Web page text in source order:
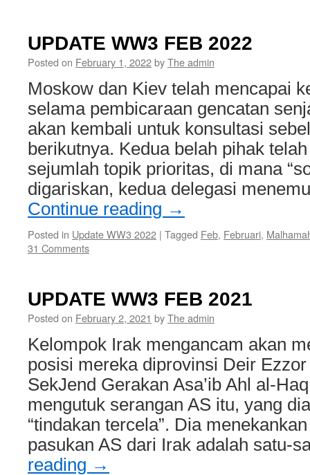
UPDATE WW3 FEB 2022
Posted on February 1, 2022byThe admin
Moskow dan Kiev telah mencapai
selama pembicaraan gencatan
akan kembali untuk konsultasi
berikutnya. Kedua belah pihak
sejumlah topik prioritas, di mana
digariskan, kedua delegasi
Continue reading →
Posted in Update WW3 2022 | Tagged Feb, Februari,
31 Comments
UPDATE WW3 FEB 2021
Posted on February 2, 2021 byThe admin
Kelompok Irak mengancam akan
posisi mereka diprovinsi Deir
SekJend Gerakan Asa’ib Ahl al-
mengutuk serangan AS itu, yang
“tindakan tercela”. Dia
pasukan AS dari Irak adalah satu-
reading →